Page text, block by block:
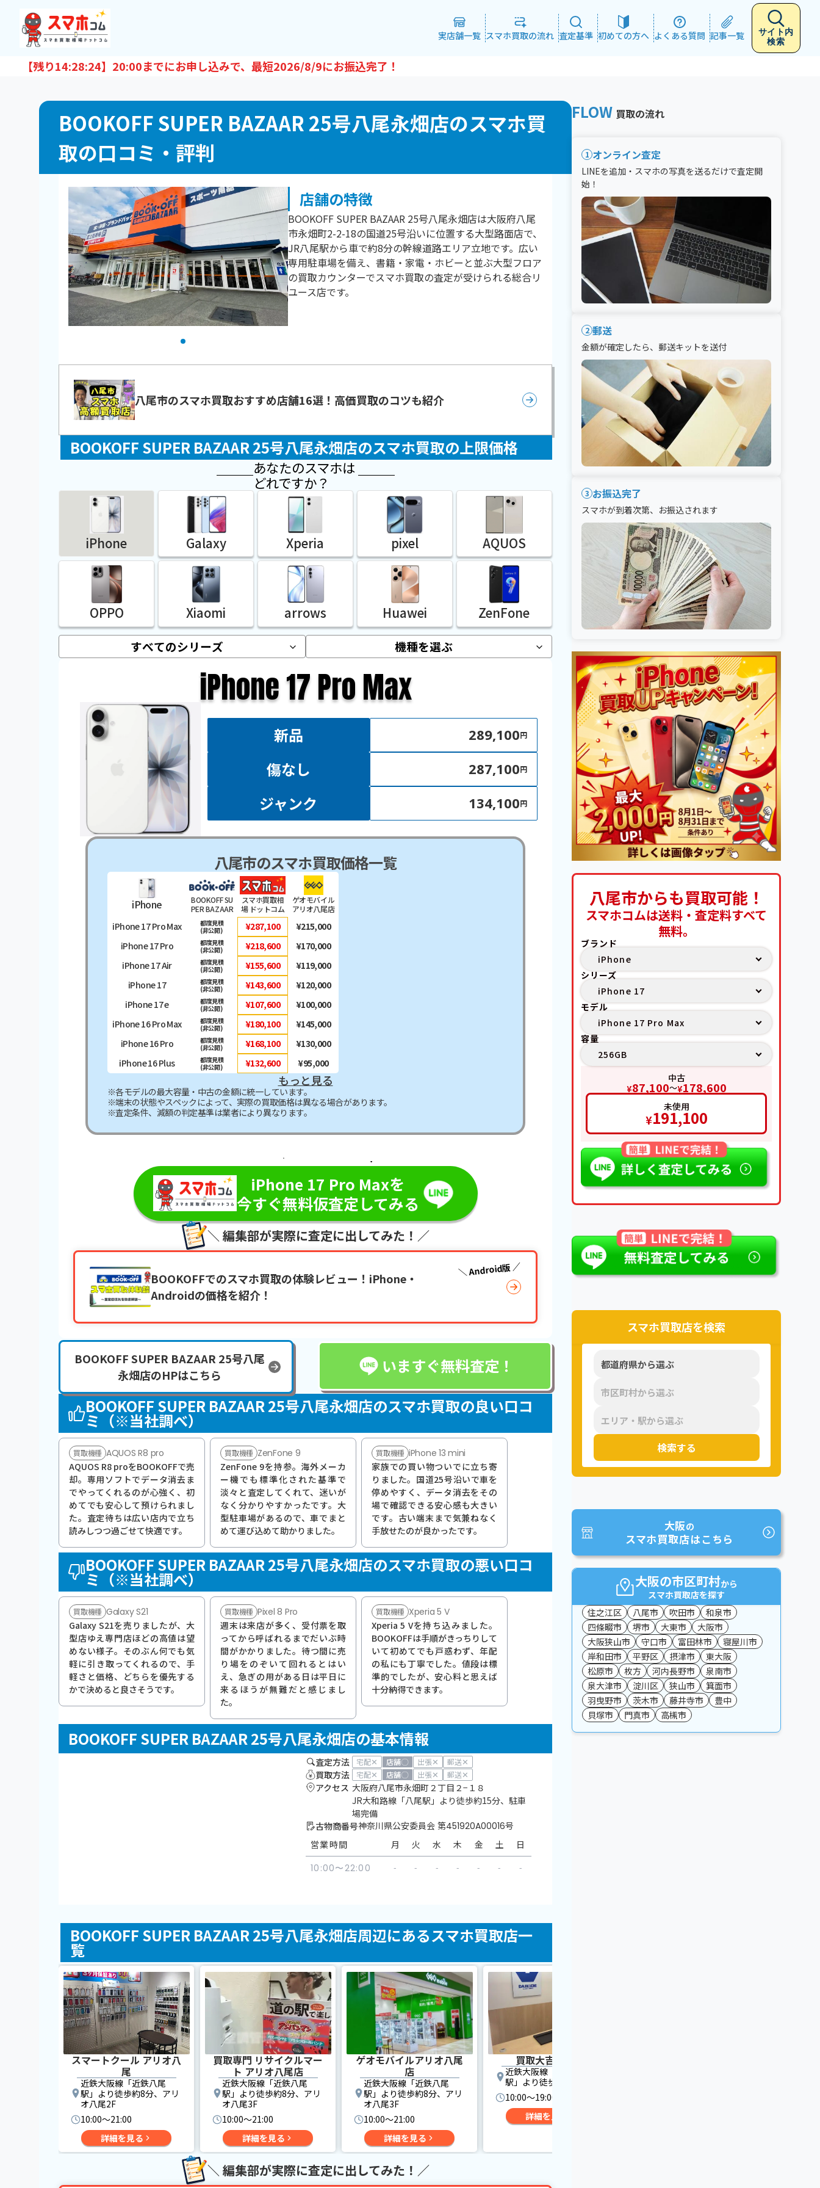
実店舗一覧 スマホ買取の流れ 査定基準 初めての方へ よくある質問 記事一覧
サイト内
検索
【残り14:28:23】20:00までにお申し込みで、最短2026/8/9にお振込完了！
BOOKOFF SUPER BAZAAR 25号八尾永畑店のスマホ買
取の口コミ・評判
店舗の特徴
BOOKOFF SUPER BAZAAR 25号八尾永畑店は大阪府八尾
市永畑町2-2-18の国道25号沿いに位置する大型路面店で、
JR八尾駅から車で約8分の幹線道路エリア立地です。広い
専用駐車場を備え、書籍・家電・ホビーと並ぶ大型フロア
の買取カウンターでスマホ買取の査定が受けられる総合リ
ユース店です。
八尾市のスマホ買取おすすめ店舗16選！高価買取のコツも紹介
BOOKOFF SUPER BAZAAR 25号八尾永畑店のスマホ買取の上限価格
あなたのスマホは
どれですか？
iPhone Galaxy Xperia pixel AQUOS
OPPO Xiaomi arrows Huawei ZenFone
iPhone 17 Pro Max
新品 289,100円
傷なし 287,100円
ジャンク 134,100円
八尾市のスマホ買取価格一覧
iPhone
iPhone 17 Pro Max
iPhone 17 Pro
iPhone 17 Air
iPhone 17
iPhone 17 e
iPhone 16 Pro Max
iPhone 16 Pro
iPhone 16 Plus
BOOKOFF SU
PER BAZAAR
25号八尾永畑
店
都度見積
(非公開)
都度見積
(非公開)
都度見積
(非公開)
都度見積
(非公開)
都度見積
(非公開)
都度見積
(非公開)
都度見積
(非公開)
都度見積
(非公開)
スマホ買取相
場 ドットコム
¥287,100
¥218,600
¥155,600
¥143,600
¥107,600
¥180,100
¥168,100
¥132,600
ゲオモバイル
アリオ八尾店
¥215,000
¥170,000
¥119,000
¥120,000
¥100,000
¥145,000
¥130,000
¥95,000
もっと見る
※各モデルの最大容量・中古の金額に統一しています。
※端末の状態やスペックによって、実際の買取価格は異なる場合があります。
※査定条件、減額の判定基準は業者により異なります。
＼最短即日・現金で振り込み！／
iPhone 17 Pro Maxを
今すぐ無料仮査定してみる
＼ 編集部が実際に査定に出してみた！／
Android版
BOOKOFFでのスマホ買取の体験レビュー！iPhone・
Androidの価格を紹介！
BOOKOFF SUPER BAZAAR 25号八尾
永畑店のHPはこちら
いますぐ無料査定！
BOOKOFF SUPER BAZAAR 25号八尾永畑店のスマホ買取の良い口コ
ミ（※当社調べ）
買取機種 AQUOS R8 pro
AQUOS R8 proをBOOKOFFで売
却。専用ソフトでデータ消去ま
でやってくれるのが心強く、初
めてでも安心して預けられまし
た。査定待ちは広い店内で立ち
読みしつつ過ごせて快適です。
買取機種 ZenFone 9
ZenFone 9を持参。海外メーカ
ー機でも標準化された基準で
淡々と査定してくれて、迷いが
なく分かりやすかったです。大
型駐車場があるので、車でまと
めて運び込めて助かりました。
買取機種 iPhone 13 mini
家族での買い物ついでに立ち寄
りました。国道25号沿いで車を
停めやすく、データ消去をその
場で確認できる安心感も大きい
です。古い端末まで気兼ねなく
手放せたのが良かったです。
BOOKOFF SUPER BAZAAR 25号八尾永畑店のスマホ買取の悪い口コ
ミ（※当社調べ）
買取機種 Galaxy S21
Galaxy S21を売りましたが、大
型店ゆえ専門店ほどの高値は望
めない様子。そのぶん何でも気
軽に引き取ってくれるので、手
軽さと価格、どちらを優先する
かで決めると良さそうです。
買取機種 Pixel 8 Pro
週末は来店が多く、受付票を取
ってから呼ばれるまでだいぶ時
間がかかりました。待つ間に売
り場をのぞいて回れるとはい
え、急ぎの用がある日は平日に
来るほうが無難だと感じまし
た。
買取機種 Xperia 5 V
Xperia 5 Vを持ち込みました。
BOOKOFFは手順がきっちりして
いて初めてでも戸惑わず、年配
の私にも丁寧でした。値段は標
準的でしたが、安心料と思えば
十分納得できます。
BOOKOFF SUPER BAZAAR 25号八尾永畑店の基本情報
査定方法 宅配✕ 店舗〇 出張✕ 郵送✕
買取方法 宅配✕ 店舗〇 出張✕ 郵送✕
アクセス 大阪府八尾市永畑町２丁目２−１８
JR大和路線「八尾駅」より徒歩約15分、駐車
場完備
古物商番号神奈川県公安委員会 第451920A00016号
営業時間
10:00〜22:00
月
-
火
-
水
-
木
-
金
-
土
-
日
-
BOOKOFF SUPER BAZAAR 25号八尾永畑店周辺にあるスマホ買取店一
覧
スマートクール アリオ八
尾
近鉄大阪線「近鉄八尾
駅」より徒歩約8分、アリ
オ八尾2F
10:00〜21:00
詳細を見る
買取専門 リサイクルマー
ト アリオ八尾店
近鉄大阪線「近鉄八尾
駅」より徒歩約8分、アリ
オ八尾3F
10:00〜21:00
詳細を見る
ゲオモバイルアリオ八尾
店
近鉄大阪線「近鉄八尾
駅」より徒歩約8分、アリ
オ八尾3F
10:00〜21:00
詳細を見る
買取大吉 八尾店
近鉄大阪線「近鉄八尾
駅」より徒歩約3分
10:00〜19:00
詳細を見る
＼ 編集部が実際に査定に出してみた！／
FLOW 買取の流れ
1 オンライン査定
LINEを追加・スマホの写真を送るだけで査定開
始！
2 郵送
金額が確定したら、郵送キットを送付
3 お振込完了
スマホが到着次第、お振込されます
八尾市からも買取可能！
スマホコムは送料・査定料すべて
無料。
ブランド
シリーズ
モデル
容量
中古
¥87,100〜¥178,600
未使用
¥191,100
スマホ買取店を検索
検索する
大阪の
スマホ買取店はこちら
大阪の市区町村から
スマホ買取店を探す
住之江区
八尾市 吹田市
和泉市
四條畷市
堺市 大東市
大阪市
大阪狭山市
守口市 富田林市
寝屋川市
岸和田市
平野区 摂津市
東大阪
松原市
枚方 河内長野市
泉南市
泉大津市
淀川区 狭山市
箕面市
羽曳野市
茨木市 藤井寺市
豊中
貝塚市
門真市 高槻市